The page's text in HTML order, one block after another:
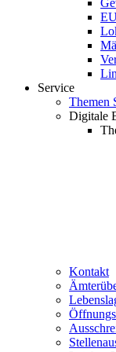
Service
Themen
Digitale
Kontakt